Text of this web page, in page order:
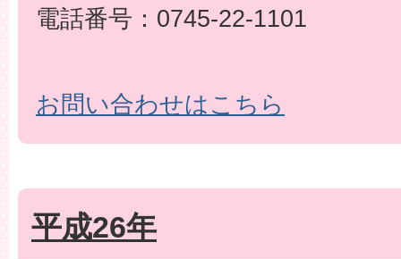
電話番号：0745-22-1101
お問い合わせはこちら
平成26年